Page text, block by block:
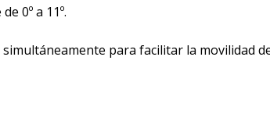
0º a 11º.
para facilitar la movilidad